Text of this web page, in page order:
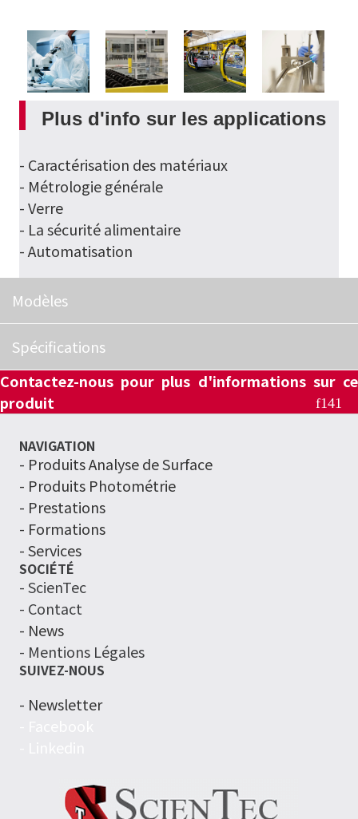
Plus d'info sur les applications
- Caractérisation des matériaux
- Métrologie générale
- Verre
- La sécurité alimentaire
- Automatisation
Modèles
Spécifications
Contactez-nous pour plus d'informations sur ce
produit
NAVIGATION
- Produits Analyse de Surface
- Produits Photométrie
- Prestations
- Formations
- Services
SOCIÉTÉ
- ScienTec
- Contact
- News
- Mentions Légales
SUIVEZ-NOUS
- Newsletter